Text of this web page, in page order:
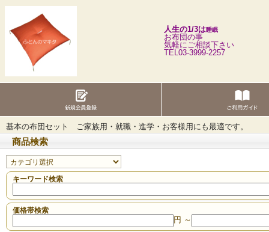
人生の1/3は睡眠
お布団の事
気軽にご相談下さい
TEL03-3999-2257
基本の布団セット ご家族用・就職・進学・お客様用にも最適です。
商品検索
キーワード検索
価格帯検索
円 ～